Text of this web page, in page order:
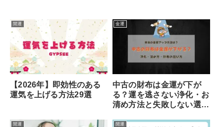
開運
【2026年】即効性のある
運気を上げる方法29選
金運
中古の財布は金運が下が
る？運を逃さない浄化・お
清め方法と失敗しない選び
開運 開運